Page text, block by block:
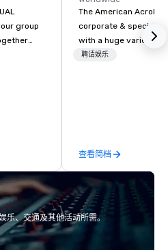
there’s
beyond
the
•
a
The American
corporate & special
with a huge variety of
performances using
聘请娱乐
查看简档
乐、交通及其他活动所需。